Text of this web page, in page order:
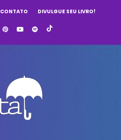
CONTATO DIVULGUE SEU LIVRO!